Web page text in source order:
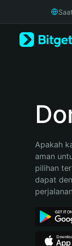
Русский
Bahasa Indonesia
Español (Argentina)
Apakah
aman
pilihan
dapat